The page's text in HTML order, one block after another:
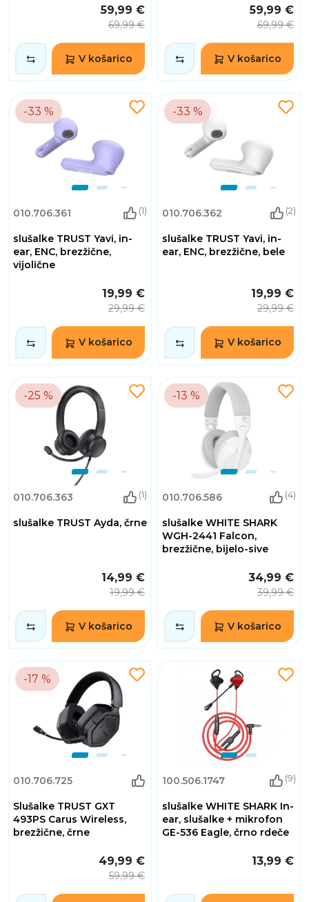
59,99 €
69,99 €
V košarico
59,99 €
69,99 €
V košarico
-33 %
010.706.361 (1)
slušalke TRUST Yavi, in-
ear, ENC, brezžične,
vijolične
19,99 €
29,99 €
V košarico
-33 %
010.706.362 (2)
slušalke TRUST Yavi, in-
ear, ENC, brezžične, bele
19,99 €
29,99 €
V košarico
-25 %
010.706.363 (1)
slušalke TRUST Ayda, črne
14,99 €
19,99 €
V košarico
-13 %
010.706.586 (4)
slušalke WHITE SHARK
WGH-2441 Falcon,
brezžične, bijelo-sive
34,99 €
39,99 €
V košarico
-17 %
010.706.725
Slušalke TRUST GXT
493PS Carus Wireless,
brezžične, črne
49,99 €
59,99 €
100.506.1747 (9)
slušalke WHITE SHARK In-
ear, slušalke + mikrofon
GE-536 Eagle, črno rdeče
13,99 €